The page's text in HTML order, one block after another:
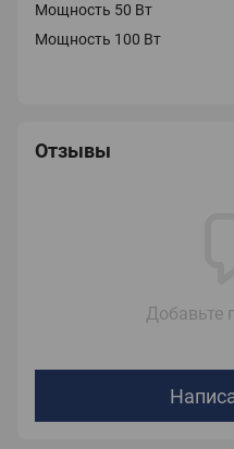
Мощность 50 Вт
Мощность 100 Вт
Отзывы
Добавьте